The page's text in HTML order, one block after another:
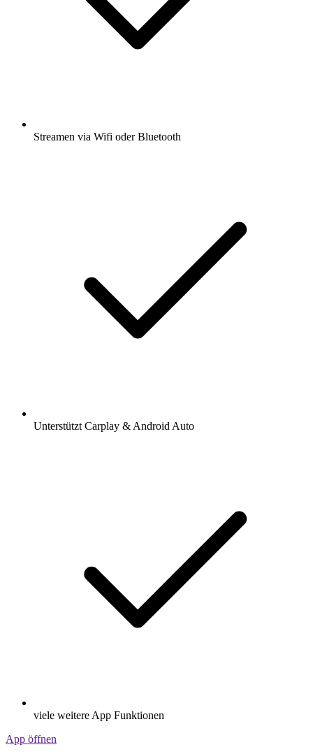
Streamen via Wifi oder Bluetooth
Unterstützt Carplay & Android Auto
viele weitere App Funktionen
App öffnen